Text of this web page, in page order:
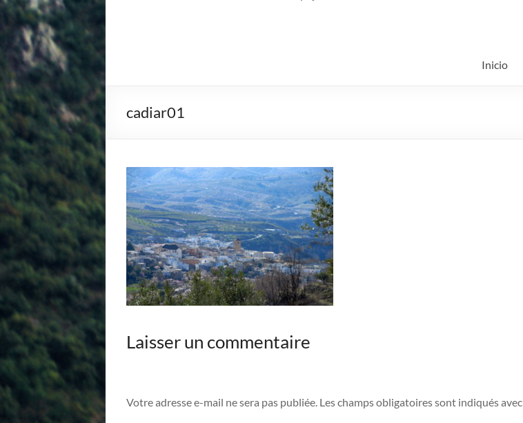
Inicio
cadiar01
Laisser un commentaire
Votre adresse e-mail ne sera pas publiée. Les champs obligatoires sont indiqués avec